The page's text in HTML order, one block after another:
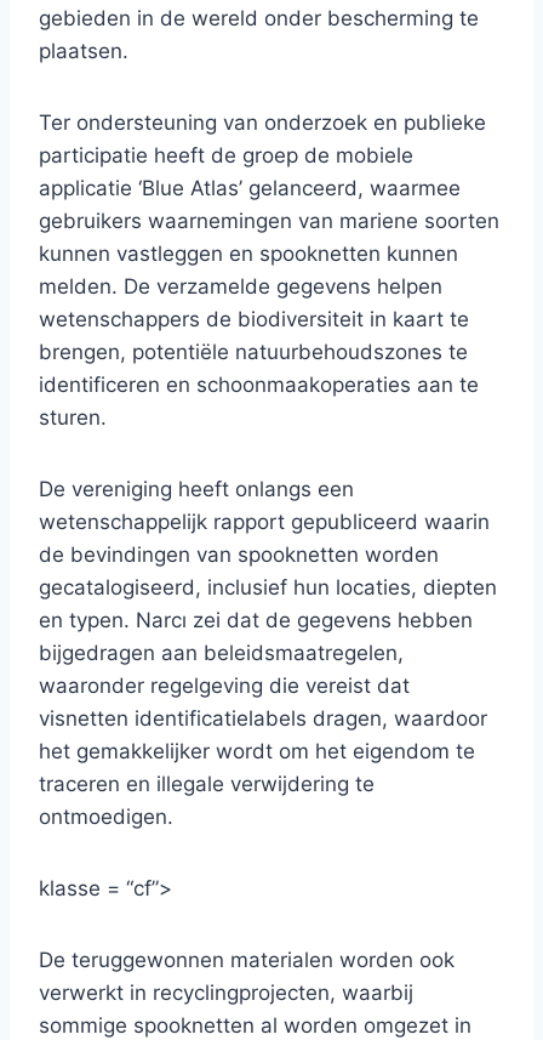
gebieden in de wereld onder bescherming te
plaatsen.
Ter ondersteuning van onderzoek en publieke
participatie heeft de groep de mobiele
applicatie ‘Blue Atlas’ gelanceerd, waarmee
gebruikers waarnemingen van mariene soorten
kunnen vastleggen en spooknetten kunnen
melden. De verzamelde gegevens helpen
wetenschappers de biodiversiteit in kaart te
brengen, potentiële natuurbehoudszones te
identificeren en schoonmaakoperaties aan te
sturen.
De vereniging heeft onlangs een
wetenschappelijk rapport gepubliceerd waarin
de bevindingen van spooknetten worden
gecatalogiseerd, inclusief hun locaties, diepten
en typen. Narcı zei dat de gegevens hebben
bijgedragen aan beleidsmaatregelen,
waaronder regelgeving die vereist dat
visnetten identificatielabels dragen, waardoor
het gemakkelijker wordt om het eigendom te
traceren en illegale verwijdering te
ontmoedigen.
klasse = “cf”>
De teruggewonnen materialen worden ook
verwerkt in recyclingprojecten, waarbij
sommige spooknetten al worden omgezet in